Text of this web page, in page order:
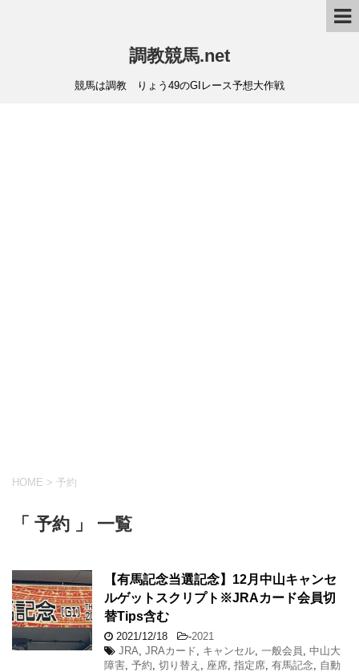
調教競馬.net
競馬は調教 りょう49のGIレース予想大作戦
HOME > 予約
「 予約 」 一覧
【有馬記念当選記念】12月中山キャンセ
ルゲットスクリプト※JRAカード会員切
替Tips含む
2021/12/18 -2021
JRA JRAカード キャンセル 一般会員
中山大
障害 予約 切り替え 座席 指定席 有馬記念
自動